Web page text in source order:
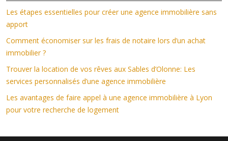
Les étapes essentielles pour créer une agence immobilière sans
apport
Comment économiser sur les frais de notaire lors d’un achat
immobilier ?
Trouver la location de vos rêves aux Sables d’Olonne: Les
services personnalisés d’une agence immobilière
Les avantages de faire appel à une agence immobilière à Lyon
pour votre recherche de logement